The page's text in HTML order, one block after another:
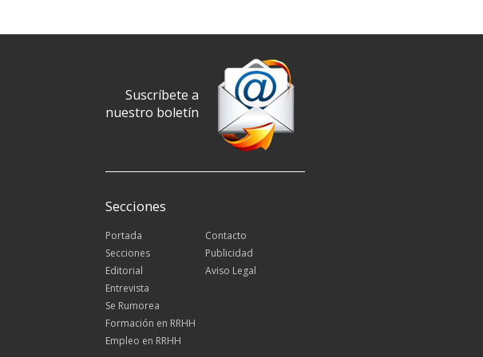
Suscríbete a
nuestro boletín
Secciones
Portada
Secciones
Editorial
Entrevista
Se Rumorea
Formación en RRHH
Empleo en RRHH
Contacto
Publicidad
Aviso Legal